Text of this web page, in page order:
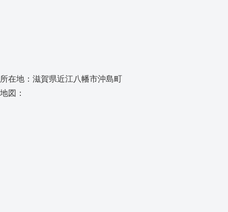
所在地：滋賀県近江八幡市沖島町
地図：